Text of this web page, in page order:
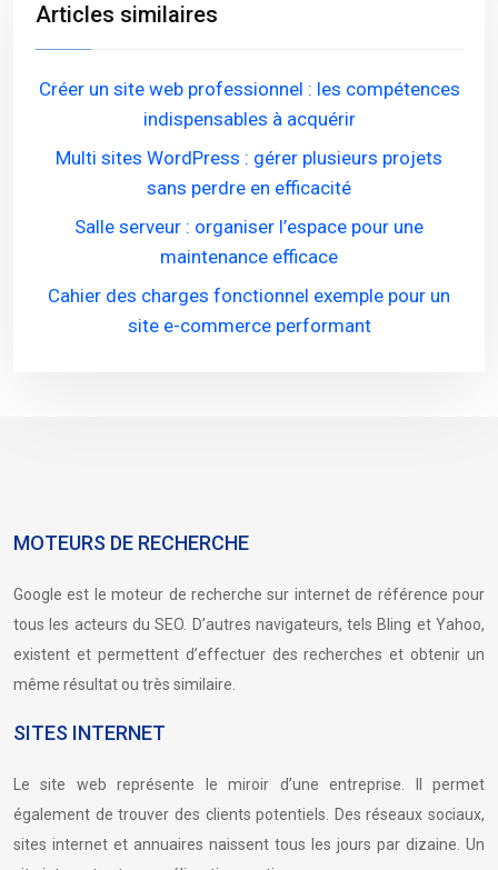
Articles similaires
Créer un site web professionnel : les compétences
indispensables à acquérir
Multi sites WordPress : gérer plusieurs projets
sans perdre en efficacité
Salle serveur : organiser l’espace pour une
maintenance efficace
Cahier des charges fonctionnel exemple pour un
site e-commerce performant
MOTEURS DE RECHERCHE
Google est le moteur de recherche sur internet de référence pour
tous les acteurs du SEO. D’autres navigateurs, tels Bling et Yahoo,
existent et permettent d’effectuer des recherches et obtenir un
même résultat ou très similaire.
SITES INTERNET
Le site web représente le miroir d’une entreprise. Il permet
également de trouver des clients potentiels. Des réseaux sociaux,
sites internet et annuaires naissent tous les jours par dizaine. Un